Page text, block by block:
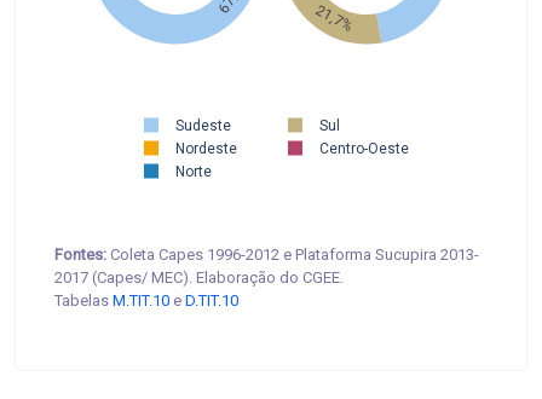
21,7%
Sudeste
Sul
Nordeste
Centro-Oeste
Norte
Fontes: Coleta Capes 1996-2012 e Plataforma Sucupira 2013-
2017 (Capes/ MEC). Elaboração do CGEE.
Tabelas M.TIT.10 e D.TIT.10